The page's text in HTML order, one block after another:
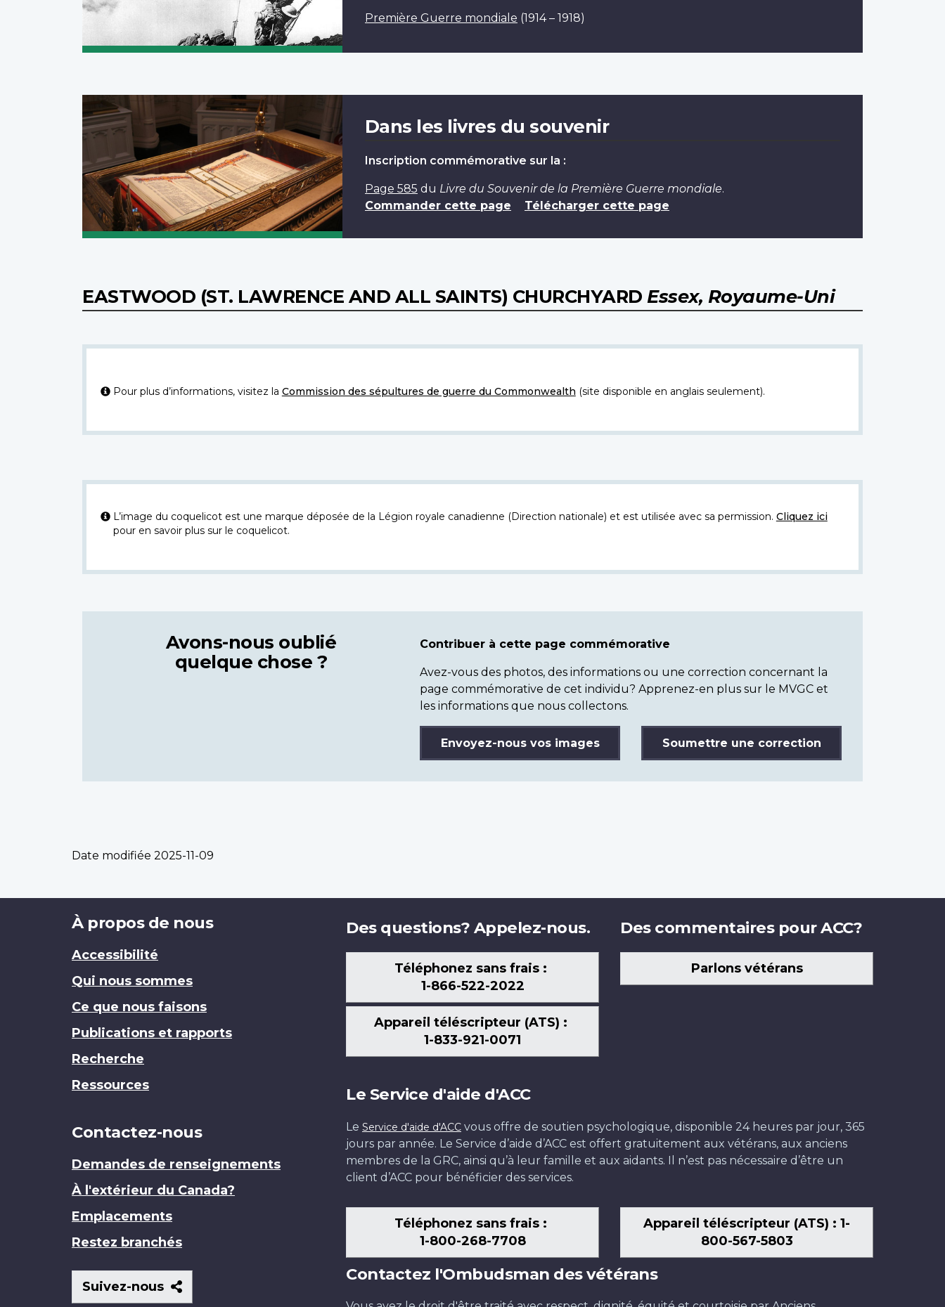
Première Guerre mondiale (1914 – 1918)
Dans les livres du souvenir
Inscription commémorative sur la :
Page 585 du Livre du Souvenir de la Première Guerre mondiale.
Commander cette page
Télécharger cette page
EASTWOOD (ST. LAWRENCE AND ALL SAINTS) CHURCHYARD Essex, Royaume-Uni
Pour plus d’informations, visitez la Commission des sépultures de guerre du Commonwealth (site disponible en anglais seulement).
L’image du coquelicot est une marque déposée de la Légion royale canadienne (Direction nationale) et est utilisée avec sa permission. Cliquez ici
pour en savoir plus sur le coquelicot.
Avons-nous oublié
quelque chose ?
Contribuer à cette page commémorative
Avez-vous des photos, des informations ou une correction concernant la
page commémorative de cet individu? Apprenez-en plus sur le MVGC et
les informations que nous collectons.
Envoyez-nous vos images Soumettre une correction
Date modifiée 2025-11-09
Brand
À propos de nous
Accessibilité
Qui nous sommes
Ce que nous faisons
Publications et rapports
Recherche
Ressources
Contactez-nous
Demandes de renseignements
À l'extérieur du Canada?
Emplacements
Restez branchés
Suivez-nous
Suivez-
nous
Des questions? Appelez-nous.
Téléphonez sans frais :
1-866-522-2022
Appareil téléscripteur (ATS) :
1-833-921-0071
Des commentaires pour ACC?
Parlons vétérans
Le Service d'aide d'ACC
Le Service d'aide d'ACC vous offre de soutien psychologique, disponible 24 heures par jour, 365
jours par année. Le Service d’aide d’ACC est offert gratuitement aux vétérans, aux anciens
membres de la GRC, ainsi qu’à leur famille et aux aidants. Il n’est pas nécessaire d’être un
client d’ACC pour bénéficier des services.
Téléphonez sans frais :
1-800-268-7708
Appareil téléscripteur (ATS) : 1-
800-567-5803
Contactez l'Ombudsman des vétérans